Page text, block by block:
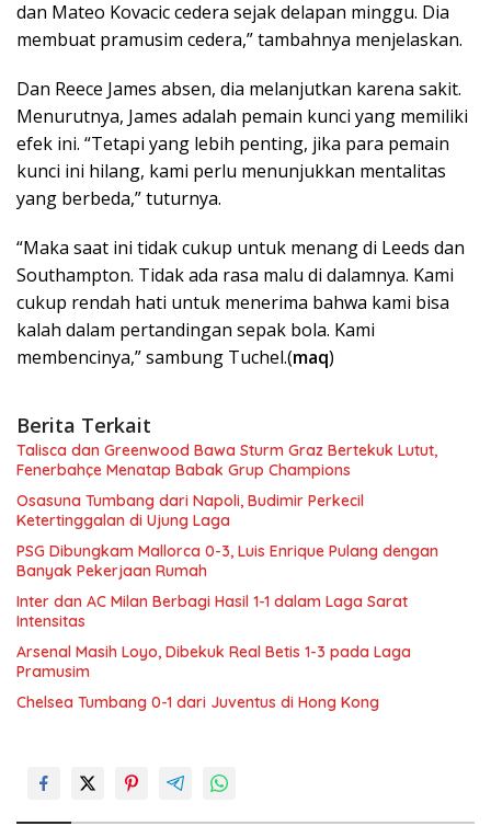
dan Mateo Kovacic cedera sejak delapan minggu. Dia
membuat pramusim cedera,” tambahnya menjelaskan.
Dan Reece James absen, dia melanjutkan karena sakit.
Menurutnya, James adalah pemain kunci yang memiliki
efek ini. “Tetapi yang lebih penting, jika para pemain
kunci ini hilang, kami perlu menunjukkan mentalitas
yang berbeda,” tuturnya.
“Maka saat ini tidak cukup untuk menang di Leeds dan
Southampton. Tidak ada rasa malu di dalamnya. Kami
cukup rendah hati untuk menerima bahwa kami bisa
kalah dalam pertandingan sepak bola. Kami
membencinya,” sambung Tuchel.(maq)
Berita Terkait
Talisca dan Greenwood Bawa Sturm Graz Bertekuk Lutut,
Fenerbahçe Menatap Babak Grup Champions
Osasuna Tumbang dari Napoli, Budimir Perkecil
Ketertinggalan di Ujung Laga
PSG Dibungkam Mallorca 0-3, Luis Enrique Pulang dengan
Banyak Pekerjaan Rumah
Inter dan AC Milan Berbagi Hasil 1-1 dalam Laga Sarat
Intensitas
Arsenal Masih Loyo, Dibekuk Real Betis 1-3 pada Laga
Pramusim
Chelsea Tumbang 0-1 dari Juventus di Hong Kong